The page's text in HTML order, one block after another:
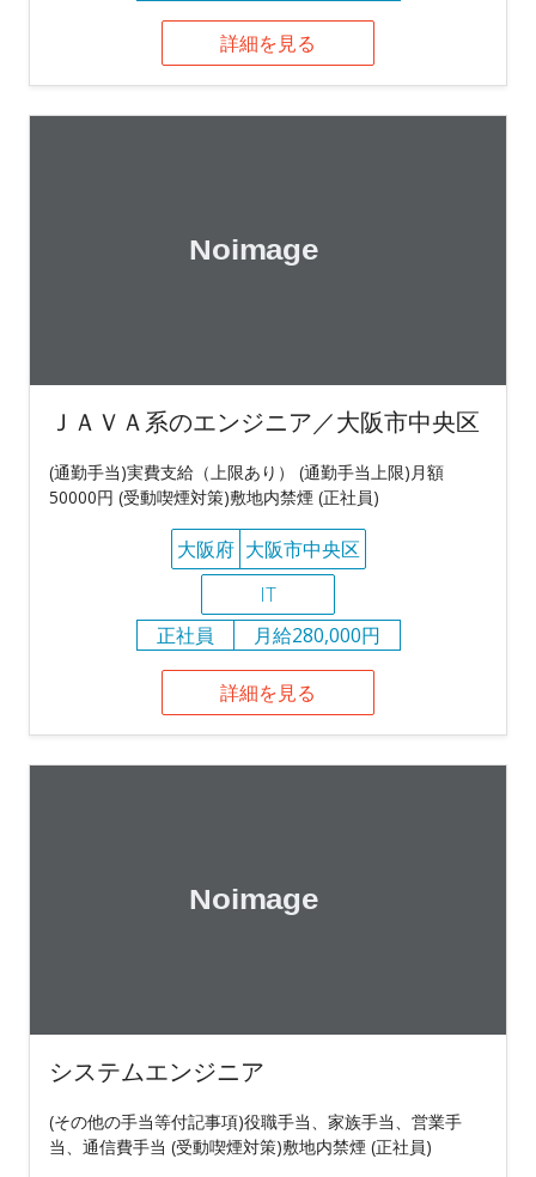
詳細を見る
ＪＡＶＡ系のエンジニア／大阪市中央区
(通勤手当)実費支給（上限あり） (通勤手当上限)月額
50000円 (受動喫煙対策)敷地内禁煙 (正社員)
大阪府 大阪市中央区
IT
正社員
月給280,000円
詳細を見る
システムエンジニア
(その他の手当等付記事項)役職手当、家族手当、営業手
当、通信費手当 (受動喫煙対策)敷地内禁煙 (正社員)